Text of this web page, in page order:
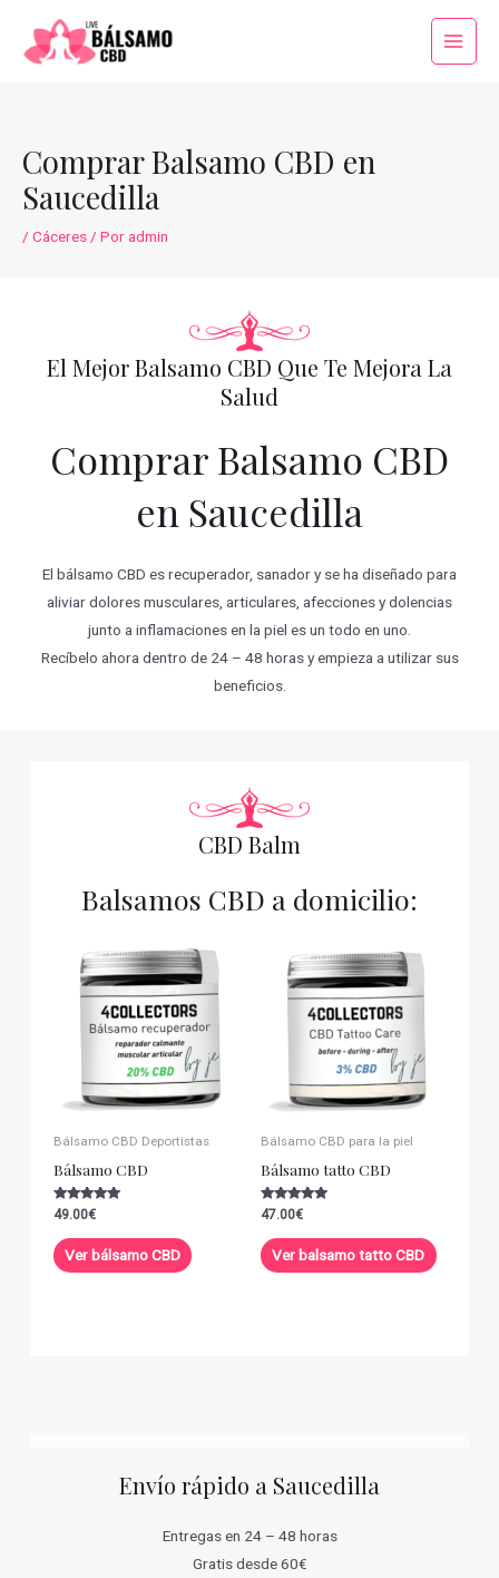
contenido
Main
Comprar Balsamo CBD en
Saucedilla
/ Cáceres / Poradmin
El Mejor Balsamo CBD Que Te Mejora La
Salud
Comprar Balsamo CBD
en Saucedilla
El bálsamo CBD es recuperador, sanador y se ha diseñado para
aliviar dolores musculares, articulares, afecciones y dolencias
junto a inflamaciones en la piel es un todo en uno.
Recíbelo ahora dentro de 24 – 48 horas y empieza a utilizar sus
beneficios.
CBD Balm
Balsamos CBD a domicilio:
Bálsamo CBD Deportistas
Bálsamo CBD
Valorado con
de 5
49.00€
Ver bálsamo CBD
Bálsamo CBD para la piel
Bálsamo tatto CBD
Valorado con
de 5
47.00€
Ver balsamo tatto CBD
Envío rápido a Saucedilla
Entregas en 24 – 48 horas
Gratis desde 60€